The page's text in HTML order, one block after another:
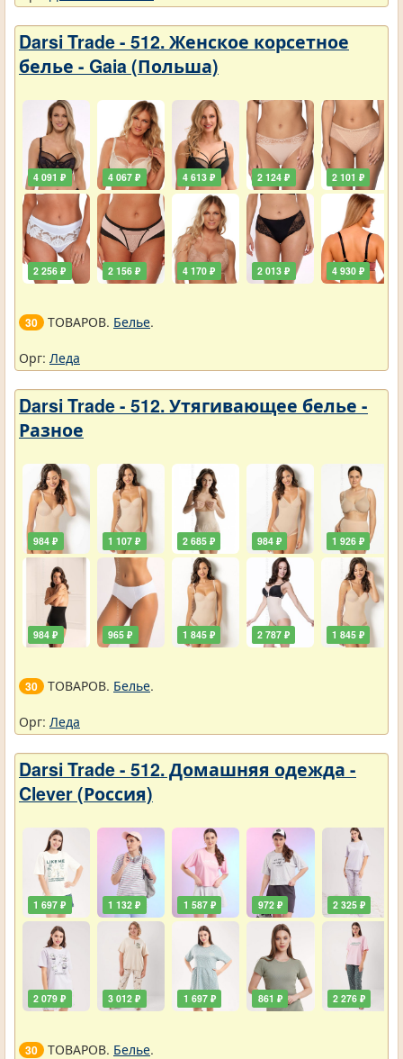
Darsi Trade - 512. Женское корсетное
белье - Gaia (Польша)
4 091 ₽
2 256 ₽
4 067 ₽
2 156 ₽
4 613 ₽
4 170 ₽
2 124 ₽
2 013 ₽
2 101 ₽
4 930 ₽
30 ТОВАРОВ. Белье.
Орг: Леда
Darsi Trade - 512. Утягивающее белье -
Разное
984 ₽
984 ₽
1 107 ₽
965 ₽
2 685 ₽
1 845 ₽
984 ₽
2 787 ₽
1 926 ₽
1 845 ₽
30 ТОВАРОВ. Белье.
Орг: Леда
Darsi Trade - 512. Домашняя одежда -
Clever (Россия)
1 697 ₽
2 079 ₽
1 132 ₽
3 012 ₽
1 587 ₽
1 697 ₽
972 ₽
861 ₽
2 325 ₽
2 276 ₽
30 ТОВАРОВ. Белье.